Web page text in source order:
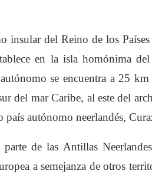
insular del Reino de los
en la isla homónima
se encuentra a 25
del mar Caribe, al este del
país autónomo neerlandés,
de las Antillas
a semejanza de otros